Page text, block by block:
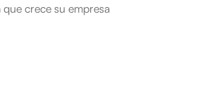
crece su empresa